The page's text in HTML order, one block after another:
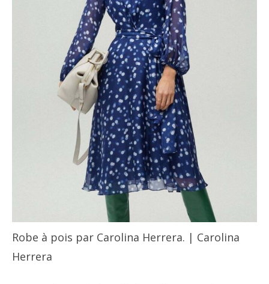
Robe à pois par Carolina Herrera. | Carolina
Herrera